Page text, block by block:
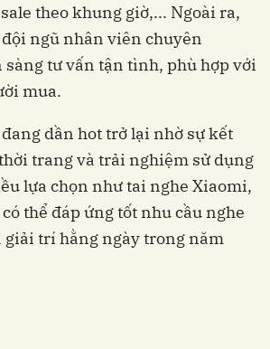
theo khung giờ,... Ngoài ra,
ngũ nhân viên chuyên
tư vấn tận tình, phù hợp với
mua.
dần hot trở lại nhờ sự kết
trang và trải nghiệm sử dụng
lựa chọn như tai nghe Xiaomi,
thể đáp ứng tốt nhu cầu nghe
giải trí hằng ngày trong năm